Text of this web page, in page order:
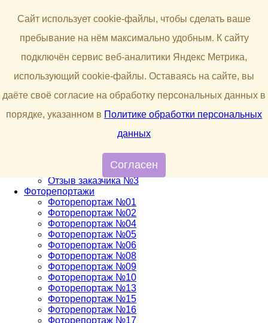
строительство деревянных домов и бань из бруса
Пн-Вс: 08:00 - 20:00kostromskoi-srub@mail.ru
8 (996) 048-65-30 8 (930) 389-52-41
Каталог проектов
Бани из бруса
Отзыв заказчика №1
Отзыв заказчика №4
Отзыв заказчика №5
Отзыв заказчика №3
Фоторепортажи
Фоторепортаж №01
Фоторепортаж №02
Фоторепортаж №04
Фоторепортаж №05
Фоторепортаж №06
Фоторепортаж №08
Фоторепортаж №09
Фоторепортаж №10
Фоторепортаж №13
Фоторепортаж №15
Фоторепортаж №16
Фоторепортаж №17
Сайт использует cookie-файлы, чтобы сделать ваше
пребывание на нём максимально удобным. К cайту
подключён сервис веб-аналитики Яндекс Метрика,
использующий cookie-файлы. Оставаясь на сайте, вы
даёте своё согласие на обработку персональных данных в
порядке, указанном в Политике обработки персональных
данных
Согласен